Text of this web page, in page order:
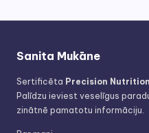
Sanita Mukāne
Sertificēta Precision Nutrition
Palīdzu ieviest veselīgus
zinātnē pamatotu informāciju.